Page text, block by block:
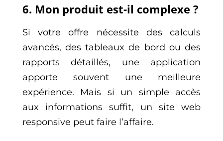
6. Mon produit est-il complexe ?
Si votre offre nécessite des calculs
avancés, des tableaux de bord ou des
rapports détaillés, une application
apporte souvent une meilleure
expérience. Mais si un simple accès
aux informations suffit, un site web
responsive peut faire l’affaire.